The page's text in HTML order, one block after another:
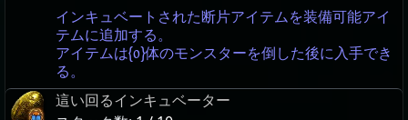
インキュベートされた断片アイテムを装備可能アイ
テムに追加する。
アイテムは{0}体のモンスターを倒した後に入手でき
る。
這い回るインキュベーター